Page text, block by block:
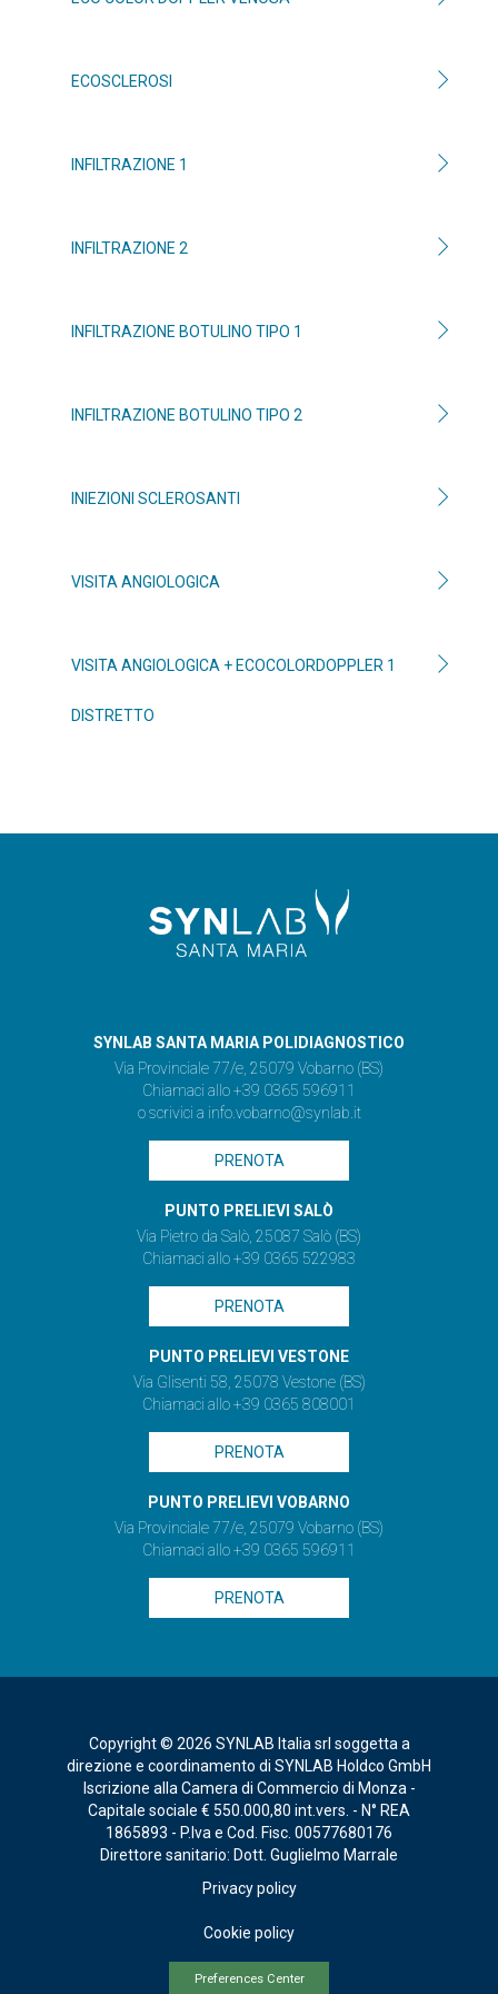
ECOSCLEROSI
INFILTRAZIONE 1
INFILTRAZIONE 2
INFILTRAZIONE BOTULINO TIPO 1
INFILTRAZIONE BOTULINO TIPO 2
INIEZIONI SCLEROSANTI
VISITA ANGIOLOGICA
VISITA ANGIOLOGICA + ECOCOLORDOPPLER 1
DISTRETTO
SYNLAB SANTA MARIA POLIDIAGNOSTICO
Via Provinciale 77/e, 25079 Vobarno (BS)
Chiamaci allo +39 0365 596911
o scrivici a info.vobarno@synlab.it
PRENOTA
PUNTO PRELIEVI SALÒ
Via Pietro da Salò, 25087 Salò (BS)
Chiamaci allo +39 0365 522983
PRENOTA
PUNTO PRELIEVI VESTONE
Via Glisenti 58, 25078 Vestone (BS)
Chiamaci allo +39 0365 808001
PRENOTA
PUNTO PRELIEVI VOBARNO
Via Provinciale 77/e, 25079 Vobarno (BS)
Chiamaci allo +39 0365 596911
PRENOTA
Copyright © 2026 SYNLAB Italia srl soggetta a
direzione e coordinamento di SYNLAB Holdco GmbH
Iscrizione alla Camera di Commercio di Monza -
Capitale sociale € 550.000,80 int.vers. - N° REA
1865893 - P.Iva e Cod. Fisc. 00577680176
Direttore sanitario: Dott. Guglielmo Marrale
Privacy policy
Cookie policy
Preferences Center